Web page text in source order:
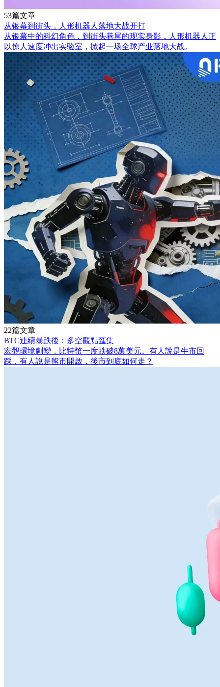
53篇文章
从银幕到街头，人形机器人落地大战开打
从银幕中的科幻角色，到街头巷尾的现实身影，人形机器人正
以惊人速度冲出实验室，掀起一场全球产业落地大战。
22篇文章
BTC連續暴跌後：多空觀點匯集
宏觀環境劇變，比特幣一度跌破8萬美元。有人說是牛市回
踩，有人說是熊市開啟，後市到底如何走？